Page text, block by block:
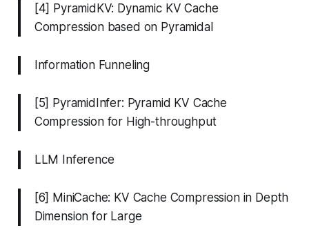
[4] PyramidKV: Dynamic KV Cache
Compression based on Pyramidal
Information Funneling
[5] PyramidInfer: Pyramid KV Cache
Compression for High-throughput
LLM Inference
[6] MiniCache: KV Cache Compression in Depth
Dimension for Large